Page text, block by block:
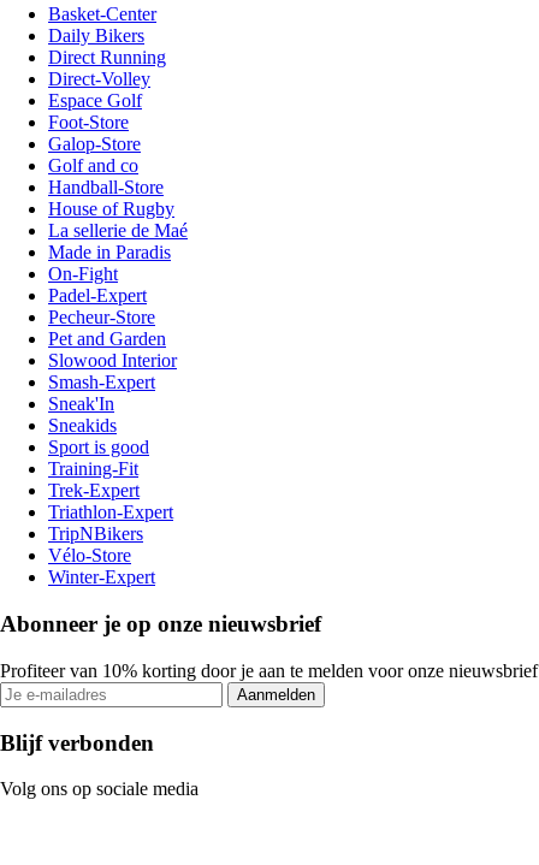
Basket-Center
Daily Bikers
Direct Running
Direct-Volley
Espace Golf
Foot-Store
Galop-Store
Golf and co
Handball-Store
House of Rugby
La sellerie de Maé
Made in Paradis
On-Fight
Padel-Expert
Pecheur-Store
Pet and Garden
Slowood Interior
Smash-Expert
Sneak'In
Sneakids
Sport is good
Training-Fit
Trek-Expert
Triathlon-Expert
TripNBikers
Vélo-Store
Winter-Expert
Abonneer je op onze nieuwsbrief
Profiteer van 10% korting door je aan te melden voor onze nieuwsbrief
Aanmelden
Blijf verbonden
Volg ons op sociale media